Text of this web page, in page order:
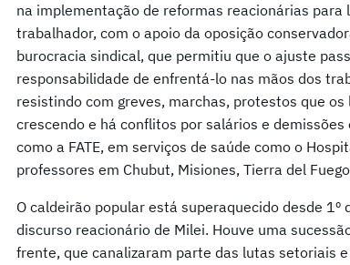
na implementação de reformas reacionárias
trabalhador, com o apoio da oposição
burocracia sindical, que permitiu que o ajuste
responsabilidade de enfrentá-lo nas mãos dos
resistindo com greves, marchas, protestos que
crescendo e há conflitos por salários e
como a FATE, em serviços de saúde como o
professores em Chubut, Misiones, Tierra del
O caldeirão popular está superaquecido desde
discurso reacionário de Milei. Houve uma
frente, que canalizaram parte das lutas setoriais